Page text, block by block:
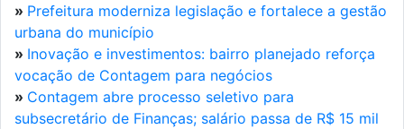
» Prefeitura moderniza legislação e fortalece a gestão
urbana do município
» Inovação e investimentos: bairro planejado reforça
vocação de Contagem para negócios
» Contagem abre processo seletivo para
subsecretário de Finanças; salário passa de R$ 15 mil